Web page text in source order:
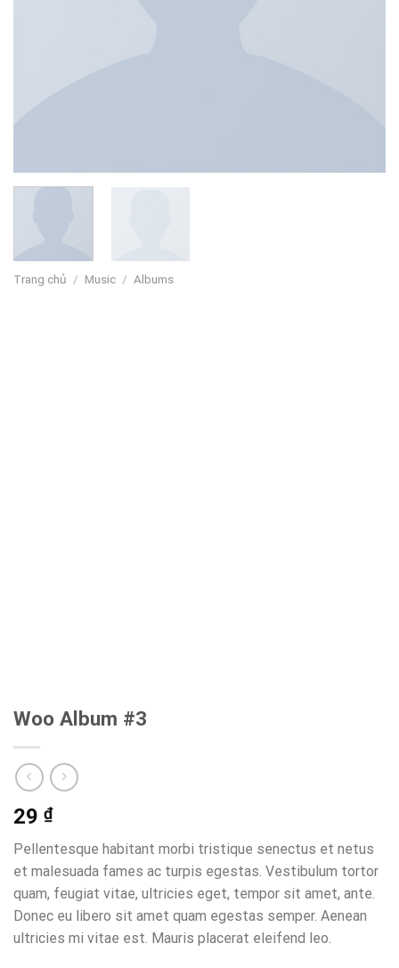
Trang chủ / Music / Albums
Woo Album #3
29 ₫
Pellentesque habitant morbi tristique senectus et netus
et malesuada fames ac turpis egestas. Vestibulum tortor
quam, feugiat vitae, ultricies eget, tempor sit amet, ante.
Donec eu libero sit amet quam egestas semper. Aenean
ultricies mi vitae est. Mauris placerat eleifend leo.